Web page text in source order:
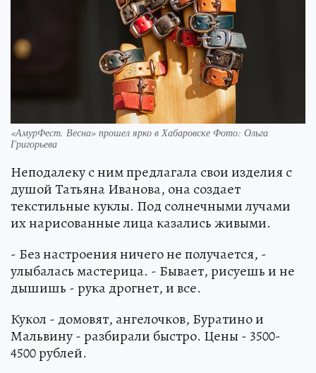
«АмурФест. Весна» прошел ярко в Хабаровске Фото: Ольга
Григорьева
Неподалеку с ним предлагала свои изделия с
душой Татьяна Иванова, она создает
текстильные куклы. Под солнечными лучами
их нарисованные лица казались живыми.
- Без настроения ничего не получается, -
улыбалась мастерица. - Бывает, рисуешь и не
дышишь - рука дрогнет, и все.
Кукол - домовят, ангелочков, Буратино и
Мальвину - разбирали быстро. Цены - 3500-
4500 рублей.